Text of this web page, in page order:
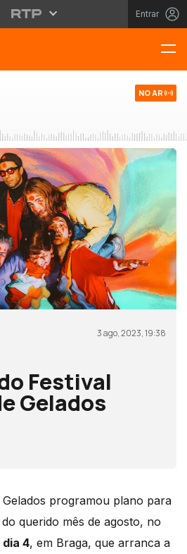
Entrar
NO AR
3 ago, 2023, 19:38
Festival
Gelados
Gelados programou plano para
querido mês de agosto, no
dia 4, em Braga, que arranca a